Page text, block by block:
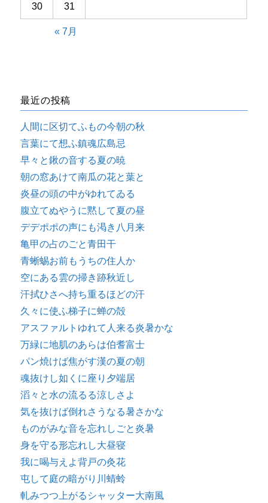
30 31
« 7月
最近の投稿
人間に区切てふもの今朝の秋
言葉にて想ふ鎮魂広島忌
早々と鍬の音する夏の暁
朝の窓あけて南瓜の花と葉と
炎昼の頭の中がゆれてゐる
腹立てぬやうに黙して夏の昼
デデポポの声にも渇き八月来
亀甲の占のごと青田干
青蜥蜴お前もうちの住人か
空にある雲の掃き跡秋近し
汗拭ひさへ持ち重るほどの汗
久々に使ふ梯子に蝉の殻
アスファルトゆれて人来る炎暑かな
万緑に地肌のあらは伯耆富士
パン焼けば焦がす漢の夏の朝
魂抜けし如くに座り夕端居
滔々と水の流るる涼しさよ
気を抜けば倒れさうなる暑さかな
ものがみな音を忘れしごと炎暑
身を守る形忘れし大昼寝
我に喝与えよ背戸の灸花
屯して庭の暗がり川蜻蛉
軋みつつ上がるシャッター大南風